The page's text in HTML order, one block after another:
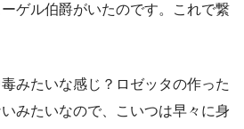
ゲル伯爵がいたのです。これで繋
みたいな感じ？ロゼッタの作った
みたいなので、こいつは早々に身